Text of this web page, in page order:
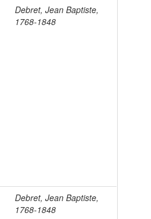
Debret, Jean Baptiste,
1768-1848
Debret, Jean Baptiste,
1768-1848